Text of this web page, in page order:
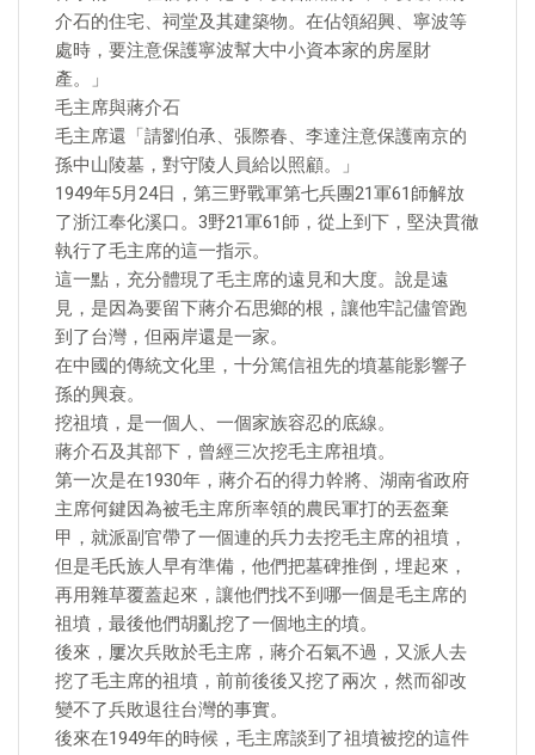
介石的住宅、祠堂及其建築物。在佔領紹興、寧波等
處時，要注意保護寧波幫大中小資本家的房屋財
產。」
毛主席與蔣介石
毛主席還「請劉伯承、張際春、李達注意保護南京的
孫中山陵墓，對守陵人員給以照顧。」
1949年5月24日，第三野戰軍第七兵團21軍61師解放
了浙江奉化溪口。3野21軍61師，從上到下，堅決貫徹
執行了毛主席的這一指示。
這一點，充分體現了毛主席的遠見和大度。說是遠
見，是因為要留下蔣介石思鄉的根，讓他牢記儘管跑
到了台灣，但兩岸還是一家。
在中國的傳統文化里，十分篤信祖先的墳墓能影響子
孫的興衰。
挖祖墳，是一個人、一個家族容忍的底線。
蔣介石及其部下，曾經三次挖毛主席祖墳。
第一次是在1930年，蔣介石的得力幹將、湖南省政府
主席何鍵因為被毛主席所率領的農民軍打的丟盔棄
甲，就派副官帶了一個連的兵力去挖毛主席的祖墳，
但是毛氏族人早有準備，他們把墓碑推倒，埋起來，
再用雜草覆蓋起來，讓他們找不到哪一個是毛主席的
祖墳，最後他們胡亂挖了一個地主的墳。
後來，屢次兵敗於毛主席，蔣介石氣不過，又派人去
挖了毛主席的祖墳，前前後後又挖了兩次，然而卻改
變不了兵敗退往台灣的事實。
後來在1949年的時候，毛主席談到了祖墳被挖的這件